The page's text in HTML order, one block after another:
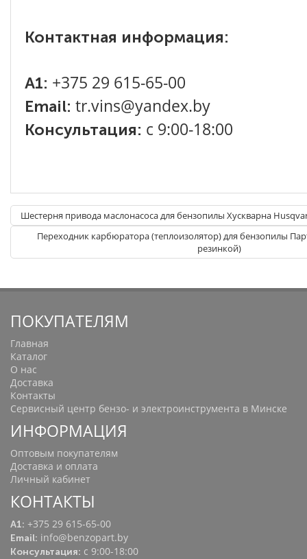
Контактная информация:
A1: +375 29 615-65-00
Email: tr.vins@yandex.by
Консультация: с 9:00-18:00
Шестерня привода маслонасоса для бензопилы Хускварна
Переходник карбюратора (теплоизолятор) для бензопилы
резинкой)
ПОКУПАТЕЛЯМ
Главная
Каталог
О нас
Доставка
Контакты
Сервисный центр бензо- и электроинструмента в Минске
ИНФОРМАЦИЯ
Оптовым покупателям
Доставка и оплата
Личный кабинет
КОНТАКТЫ
A1: +375 29 615-65-00
Email: info@benzopart.by
Консультация: с 9:00-18:00